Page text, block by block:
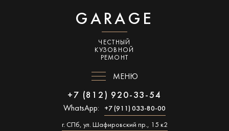
GARAGE
ЧЕСТНЫЙ
КУЗОВНОЙ
РЕМОНТ
МЕНЮ
+7 (812) 920-33-54
WhatsApp: +7 (911) 033-80-00
г. СПб, ул. Шафировский пр., 15 к2